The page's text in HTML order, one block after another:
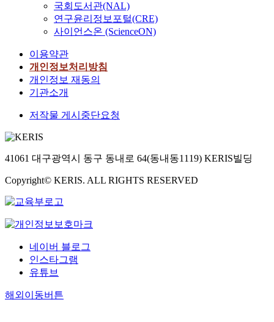
국회도서관(NAL)
연구윤리정보포털(CRE)
사이언스온 (ScienceON)
이용약관
개인정보처리방침
개인정보 재동의
기관소개
저작물 게시중단요청
41061 대구광역시 동구 동내로 64(동내동1119) KERIS빌딩
Copyright© KERIS. ALL RIGHTS RESERVED
네이버 블로그
인스타그램
유튜브
해외이동버튼